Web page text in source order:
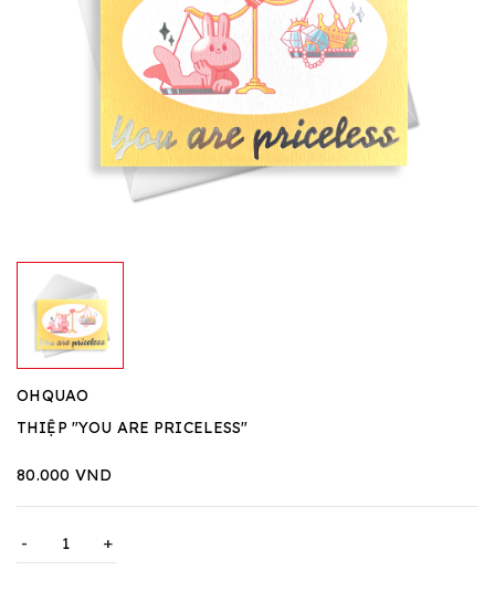
OHQUAO
THIỆP "YOU ARE PRICELESS"
80.000 VND
- +